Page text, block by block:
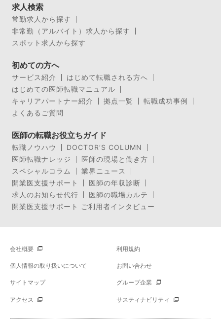
求人検索
常勤求人から探す
非常勤（アルバイト）求人から探す
スポット求人から探す
初めての方へ
サービス紹介
はじめて転職される方へ
はじめての医師転職マニュアル
キャリアパートナー紹介
拠点一覧
転職成功事例
よくあるご質問
医師の転職お役立ちガイド
転職ノウハウ
DOCTOR’S COLUMN
医師転職ナレッジ
医師の現場と働き方
スペシャルコラム
業界ニュース
開業医支援サポート
医師の年収診断
求人のお知らせ代行
医師の職場カルテ
開業医支援サポート ご利用者インタビュー
会社概要 利用規約
個人情報の取り扱いについて お問い合わせ
サイトマップ グループ企業
アクセス サスティナビリティ